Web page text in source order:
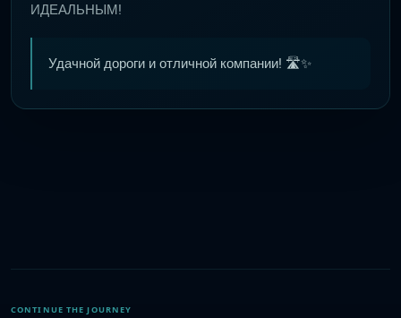
ИДЕАЛЬНЫМ!
Удачной дороги и отличной компании! 🛣️✨
CONTINUE THE JOURNEY